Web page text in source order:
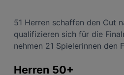
51 Herren schaffen den Cut
qualifizieren sich für die
nehmen 21 Spielerinnen den
Herren 50+
Wir und unsere Partner
Verwendung genauer Standortdaten.